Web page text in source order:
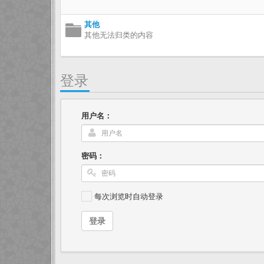
其他
其他无法归类的内容
登录
用户名：
密码：
每次浏览时自动登录
登录